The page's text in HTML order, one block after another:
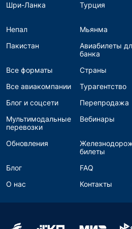
Шри-Ланка
Турция
Непал
Мьянма
Пакистан
Авиабилеты
банка
Все форматы Страны
Все авиакомпании
Турагентство
Блог и соцсети
Перепродажа
Мультимодальные
перевозки
Вебинары
Обновления
билеты
Блог FAQ
О нас
Контакты